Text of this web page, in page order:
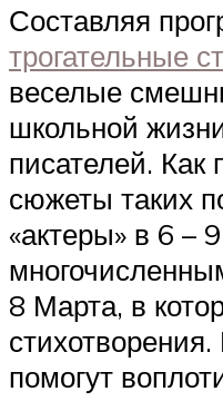
Составляя
трогательные
веселые
школьной
писателей.
сюжеты таких
«актеры» в 6 –
8 Марта, в
помогут